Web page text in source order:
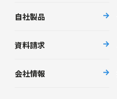
自社製品
資料請求
会社情報